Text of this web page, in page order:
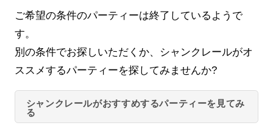
ご希望の条件のパーティーは終了しているようで
す。
別の条件でお探しいただくか、シャンクレールがオ
ススメするパーティーを探してみませんか?
シャンクレールがおすすめするパーティーを見てみ
る